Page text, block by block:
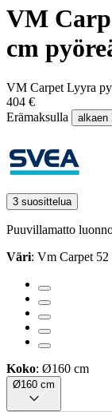
VM
cm
VM Carpet Lyyra
404 €
Erämaksulla
alkaen
3 suosittelua
Puuvillamatto
Väri: Vm Carpet
Koko: Ø160 cm
Ø160 cm